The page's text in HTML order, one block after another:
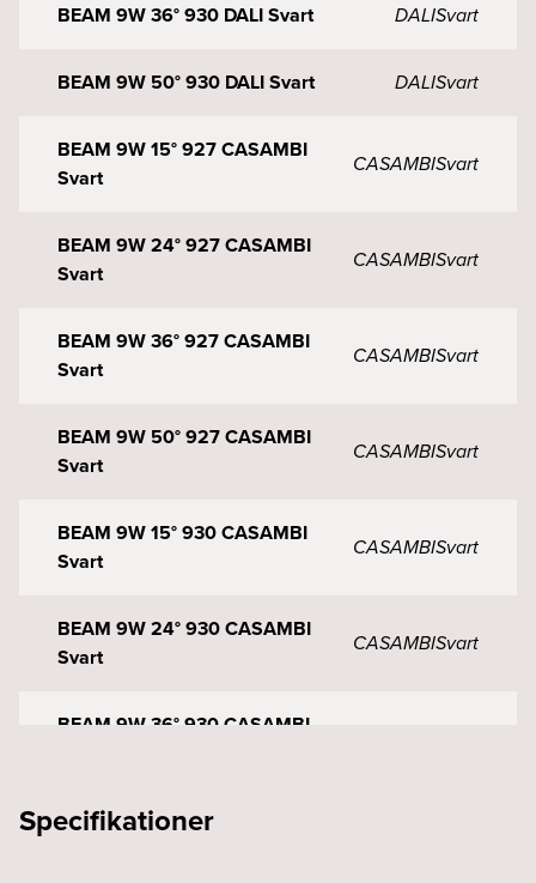
BEAM 9W 36° 930 DALI Svart DALISvart
BEAM 9W 50° 930 DALI Svart DALISvart
BEAM 9W 15° 927 CASAMBI
Svart
CASAMBISvart
BEAM 9W 24° 927 CASAMBI
Svart
CASAMBISvart
BEAM 9W 36° 927 CASAMBI
Svart
CASAMBISvart
BEAM 9W 50° 927 CASAMBI
Svart
CASAMBISvart
BEAM 9W 15° 930 CASAMBI
Svart
CASAMBISvart
BEAM 9W 24° 930 CASAMBI
Svart
CASAMBISvart
BEAM 9W 36° 930 CASAMBI
BEAM 9W 50° 930 CASAMBI
Specifikationer